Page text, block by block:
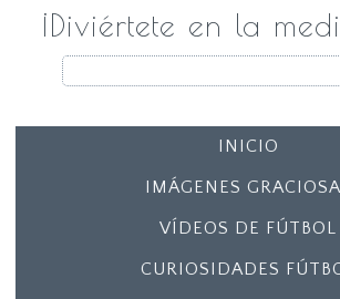
¡Diviértete en la
INICIO
IMÁGENES
VÍDEOS DE FÚTBOL
CURIOSIDADES